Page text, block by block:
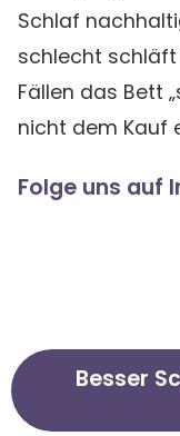
Schlaf
schlecht
Fällen das Bett
nicht dem Kauf
Folge uns auf
Besser